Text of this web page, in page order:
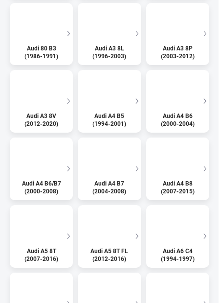
Audi 80 B3
(1986-1991)
Audi A3 8L
(1996-2003)
Audi A3 8P
(2003-2012)
Audi A3 8V
(2012-2020)
Audi A4 B5
(1994-2001)
Audi A4 B6
(2000-2004)
Audi A4 B6/B7
(2000-2008)
Audi A4 B7
(2004-2008)
Audi A4 B8
(2007-2015)
Audi A5 8T
(2007-2016)
Audi A5 8T FL
(2012-2016)
Audi A6 C4
(1994-1997)